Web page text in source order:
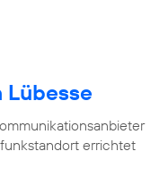
errichtet